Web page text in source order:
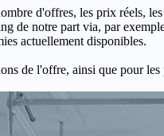
d'offres, les prix réels,
de notre part via, par
actuellement disponibles.
de l'offre, ainsi que pour